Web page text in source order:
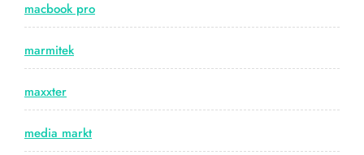
macbook pro
marmitek
maxxter
media markt